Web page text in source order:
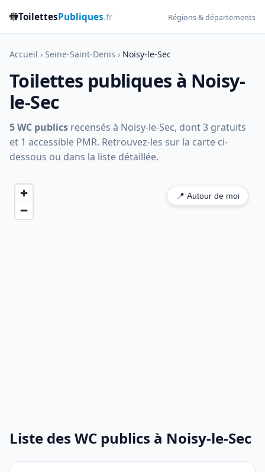
🚻ToilettesPubliques.fr Régions & départements
Accueil › Seine-Saint-Denis › Noisy-le-Sec
Toilettes publiques à Noisy-
le-Sec
5 WC publics recensés à Noisy-le-Sec, dont 3 gratuits
et 1 accessible PMR. Retrouvez-les sur la carte ci-
dessous ou dans la liste détaillée.
📍 Autour de moi
Liste des WC publics à Noisy-le-Sec